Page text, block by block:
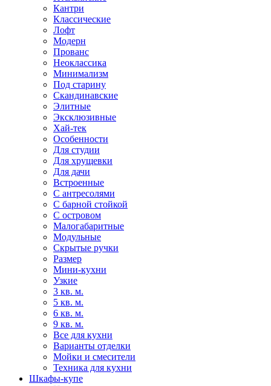
Кантри
Классические
Лофт
Модерн
Прованс
Неоклассика
Минимализм
Под старину
Скандинавские
Элитные
Эксклюзивные
Хай-тек
Особенности
Для студии
Для хрущевки
Для дачи
Встроенные
С антресолями
С барной стойкой
С островом
Малогабаритные
Модульные
Скрытые ручки
Размер
Мини-кухни
Узкие
3 кв. м.
5 кв. м.
6 кв. м.
9 кв. м.
Все для кухни
Варианты отделки
Мойки и смесители
Техника для кухни
Шкафы-купе